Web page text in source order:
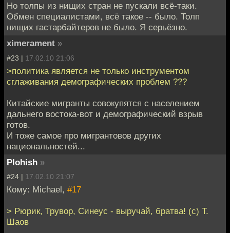
Но толпы из нищих стран не пускали всё-таки.
Обмен специалистами, всё такое -- было. Толп
нищих гастарбайтеров не было. Я серьёзно.
ximerament »
#23 | 17.02.10 21:06
>политика является не только инструментом
сглаживания демографических проблем ???
Китайские мигранты совокупятся с населением
дальнего востока-вот и демографический взрыв
готов.
И тоже самое про мигрантовов других
национальностей...
Plohish »
#24 | 17.02.10 21:07
Кому: Мichael, #17
> Рюрик, Трувор, Синеус - выручай, братва! (с) Т.
Шаов